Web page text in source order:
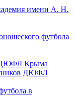
имени А. Н.
футбола
ДЮФЛ Крыма
ДЮФЛ
в